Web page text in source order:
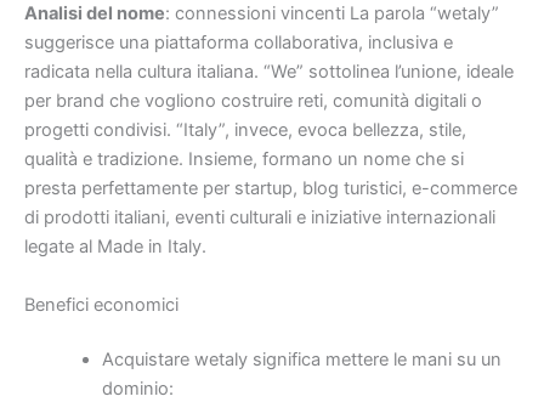
Analisi del nome: connessioni vincenti La parola “wetaly”
suggerisce una piattaforma collaborativa, inclusiva e
radicata nella cultura italiana. “We” sottolinea l’unione, ideale
per brand che vogliono costruire reti, comunità digitali o
progetti condivisi. “Italy”, invece, evoca bellezza, stile,
qualità e tradizione. Insieme, formano un nome che si
presta perfettamente per startup, blog turistici, e-commerce
di prodotti italiani, eventi culturali e iniziative internazionali
legate al Made in Italy.
Benefici economici
Acquistare wetaly significa mettere le mani su un
dominio: